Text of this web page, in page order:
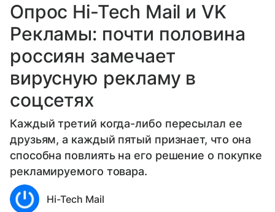
Опрос Hi-Tech Mail и VK
Рекламы: почти половина
россиян замечает
вирусную рекламу в
соцсетях
Каждый третий когда-либо пересылал ее
друзьям, а каждый пятый признает, что она
способна повлиять на его решение о покупке
рекламируемого товара.
Hi-Tech Mail